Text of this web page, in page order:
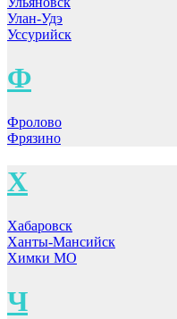
Улан-Удэ
Уссурийск
Ф
Фролово
Фрязино
Х
Хабаровск
Ханты-Мансийск
Химки МО
Ч